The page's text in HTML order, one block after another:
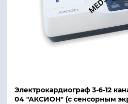
Электрокардиограф 3-6-12
04 "АКСИОН" (с сенсорным